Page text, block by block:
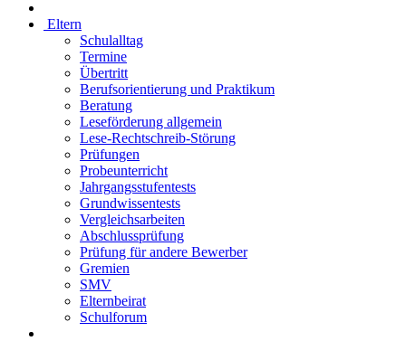
Eltern
Schulalltag
Termine
Übertritt
Berufsorientierung und Praktikum
Beratung
Leseförderung allgemein
Lese-Rechtschreib-Störung
Prüfungen
Probeunterricht
Jahrgangsstufentests
Grundwissentests
Vergleichsarbeiten
Abschlussprüfung
Prüfung für andere Bewerber
Gremien
SMV
Elternbeirat
Schulforum